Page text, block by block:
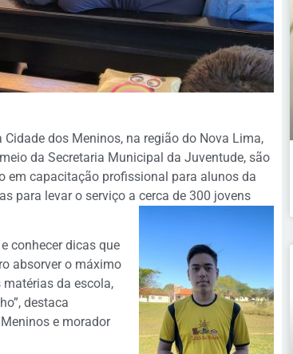
dos Meninos, na região do Nova Lima,
da Secretaria Municipal da Juventude, são
em capacitação profissional para alunos da
para levar o serviço a cerca de 300 jovens
conhecer dicas que
absorver o máximo
da escola,
destaca
e morador